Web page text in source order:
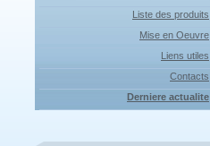
Liste des produits
Mise en Oeuvre
Liens utiles
Contacts
Derniere actualite